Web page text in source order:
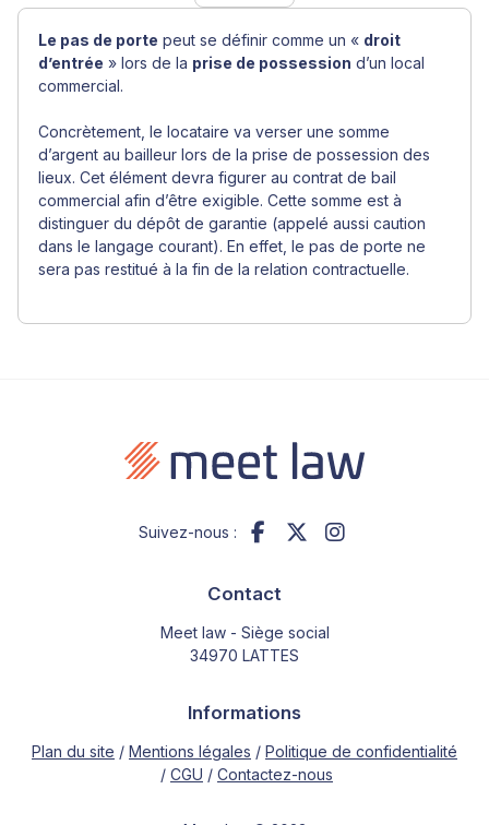
Le pas de porte peut se définir comme un « droit
d’entrée » lors de la prise de possession d’un local
commercial.
Concrètement, le locataire va verser une somme
d’argent au bailleur lors de la prise de possession des
lieux. Cet élément devra figurer au contrat de bail
commercial afin d’être exigible. Cette somme est à
distinguer du dépôt de garantie (appelé aussi caution
dans le langage courant). En effet, le pas de porte ne
sera pas restitué à la fin de la relation contractuelle.
Suivez-nous :
Contact
Meet law - Siège social
34970 LATTES
Informations
Plan du site Mentions légales
Politique de confidentialité
CGU
Contactez-nous